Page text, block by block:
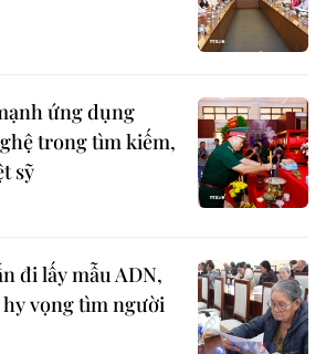
ứng dụng
trong tìm kiếm,
sỹ
đi lấy mẫu ADN,
vọng tìm người